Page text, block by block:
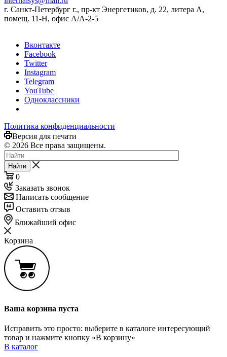
г. Санкт-Петербург г., пр-кт Энергетиков, д. 22, литера А,
помещ. 11-Н, офис А/А-2-5
Вконтакте
Facebook
Twitter
Instagram
Telegram
YouTube
Одноклассники
Политика конфиденциальности
Версия для печати
© 2026 Все права защищены.
Найти
0
Заказать звонок
Написать сообщение
Оставить отзыв
Ближайший офис
Корзина
Ваша корзина пуста
Исправить это просто: выберите в каталоге интересующий
товар и нажмите кнопку «В корзину»
В каталог